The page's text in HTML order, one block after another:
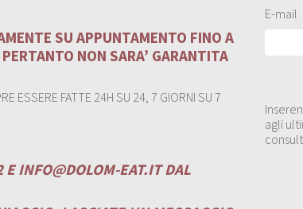
SU APPUNTAMENTO FINO A
NON SARA’ GARANTITA
ESSERE FATTE 24H SU 24, 7 GIORNI SU 7
EINFO@DOLOM-EAT.ITDAL
E-mail
agli